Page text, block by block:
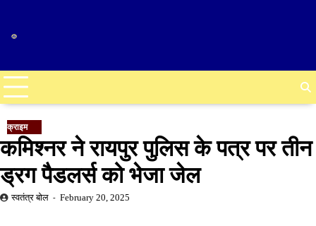
content
क्राइम
कमिश्नर ने रायपुर पुलिस के पत्र पर तीन
ड्रग पैडलर्स को भेजा जेल
स्वतंत्र बोल February 20, 2025